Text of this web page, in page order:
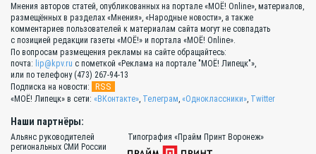
Мнения авторов статей, опубликованных на портале «МОЁ! Online», материалов,
размещённых в разделах «Мнения», «Народные новости», а также
комментариев пользователей к материалам сайта могут не совпадать
с позицией редакции газеты «МОЁ!» и портала «МОЁ! Online».
По вопросам размещения рекламы на сайте обращайтесь:
почта: lip@kpv.ru с пометкой «Реклама на портале "МОЁ! Липецк"»,
или по телефону (473) 267-94-13
Подписка на новости:
RSS
«МОЁ! Липецк» в сети: «ВКонтакте» Телеграм «Одноклассники» Twitter
Наши партнёры:
Альянс руководителей
региональных СМИ России
Типография «Прайм Принт Воронеж»